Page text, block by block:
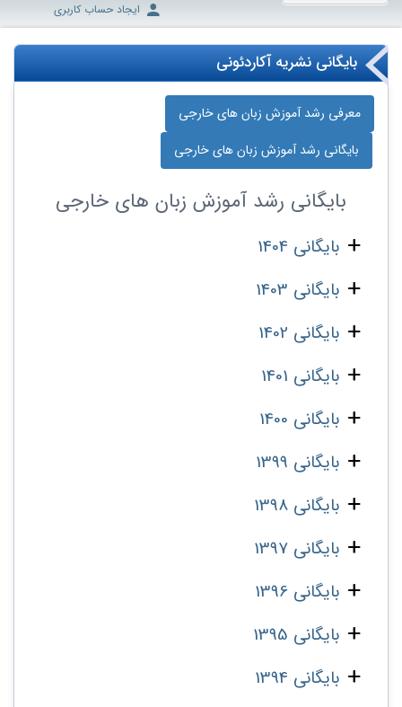
ایجاد حساب کاربری
بایگانی نشریه آکاردئونی
معرفی رشد آموزش زبان‌ های خارجی
بایگانی رشد آموزش زبان‌ های خارجی
بایگانی رشد آموزش زبان‌ های خارجی
بایگانی 1404
بایگانی 1403
بایگانی 1402
بایگانی 1401
بایگانی 1400
بایگانی 1399
بایگانی 1398
بایگانی 1397
بایگانی 1396
بایگانی 1395
بایگانی 1394